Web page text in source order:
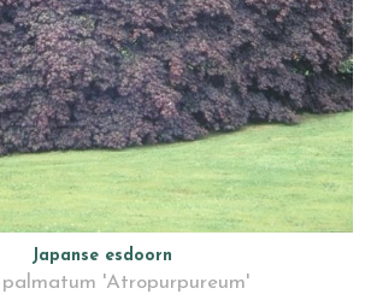
Japanse esdoorn
palmatum 'Atropurpureum'